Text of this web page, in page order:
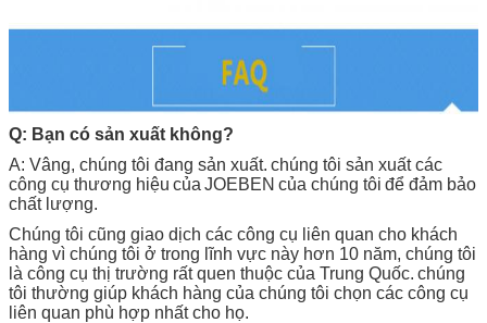
Q: Bạn có sản xuất không?
A: Vâng, chúng tôi đang sản xuất. chúng tôi sản xuất các
công cụ thương hiệu của JOEBEN của chúng tôi để đảm bảo
chất lượng.
Chúng tôi cũng giao dịch các công cụ liên quan cho khách
hàng vì chúng tôi ở trong lĩnh vực này hơn 10 năm, chúng tôi
là công cụ thị trường rất quen thuộc của Trung Quốc. chúng
tôi thường giúp khách hàng của chúng tôi chọn các công cụ
liên quan phù hợp nhất cho họ.